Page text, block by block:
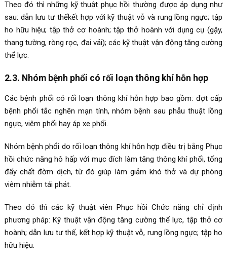
Theo đó thì những kỹ thuật phục hồi thường được áp dụng như
sau: dẫn lưu tư thếkết hợp với kỹ thuật vỗ và rung lồng ngực; tập
ho hữu hiệu; tập thở cơ hoành; tập thở hoành với dụng cụ (gậy,
thang tường, ròng rọc, đai vải); các kỹ thuật vận động tăng cường
thể lực.
2.3. Nhóm bệnh phổi có rối loạn thông khí hỗn hợp
Các bệnh phổi có rối loạn thông khí hỗn hợp bao gồm: đợt cấp
bệnh phổi tắc nghẽn mạn tính, nhóm bệnh sau phẫu thuật lồng
ngực, viêm phổi hay áp xe phổi.
Nhóm bệnh phổi do rối loạn thông khí hỗn hợp điều trị bằng Phục
hồi chức năng hô hấp với mục đích làm tăng thông khí phổi, tống
đẩy chất đờm dịch, từ đó giúp làm giảm khó thở và dự phòng
viêm nhiễm tái phát.
Theo đó thì các kỹ thuật viên Phục hồi Chức năng chỉ định
phương pháp: Kỹ thuật vận động tăng cường thể lực, tập thở cơ
hoành; dẫn lưu tư thế, kết hợp kỹ thuật vỗ, rung lồng ngực; tập ho
hữu hiệu.